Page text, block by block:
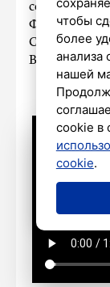
Светлана
Вадим
чтобы
более
анализа
нашей
cookie в
cookie.